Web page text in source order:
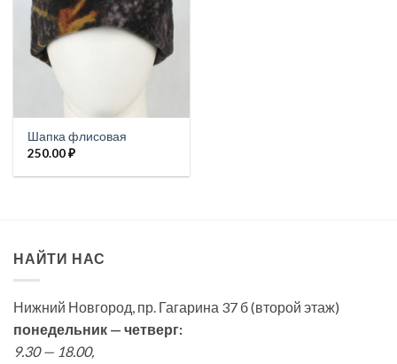
Шапка флисовая
250.00₽
НАЙТИ НАС
Нижний Новгород, пр. Гагарина 37 б (второй этаж)
понедельник — четверг:
9.30 — 18.00,